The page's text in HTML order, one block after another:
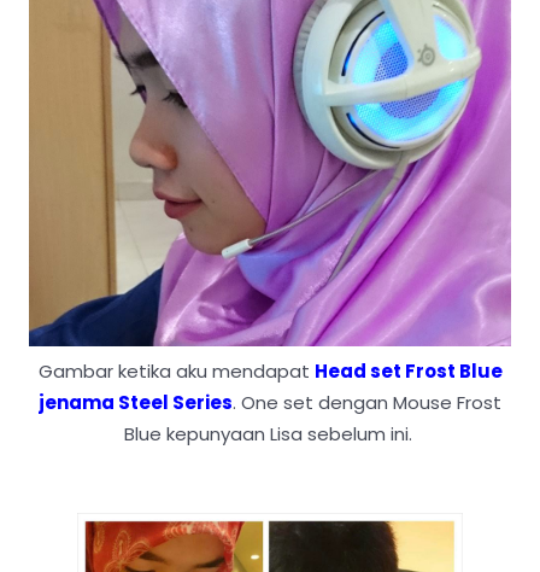
Gambar ketika aku mendapat Head set Frost Blue
jenama Steel Series. One set dengan Mouse Frost
Blue kepunyaan Lisa sebelum ini.